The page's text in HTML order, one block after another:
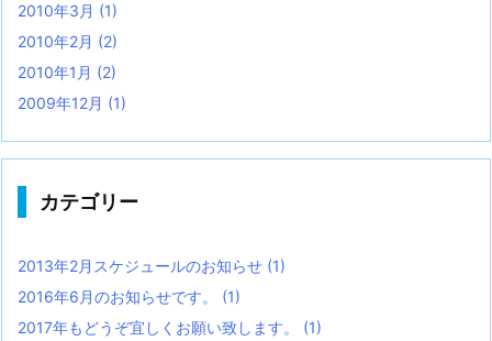
2010年3月 (1)
2010年2月 (2)
2010年1月 (2)
2009年12月 (1)
カテゴリー
2013年2月スケジュールのお知らせ (1)
2016年6月のお知らせです。 (1)
2017年もどうぞ宜しくお願い致します。 (1)